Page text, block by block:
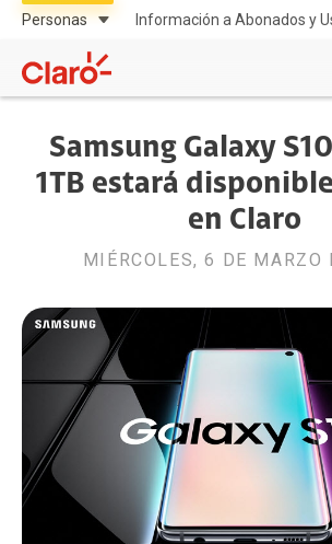
Información a Abonados y
Samsung Galaxy
1TB estará
en Claro
MIÉRCOLES, 6 DE MARZO